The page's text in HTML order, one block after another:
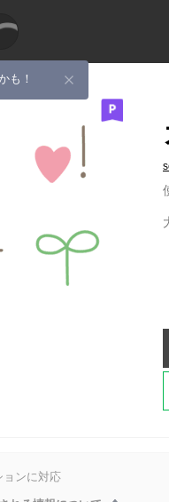
も！
ョンに対応